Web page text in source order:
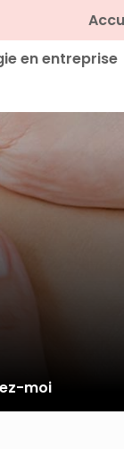
en entreprise
moi